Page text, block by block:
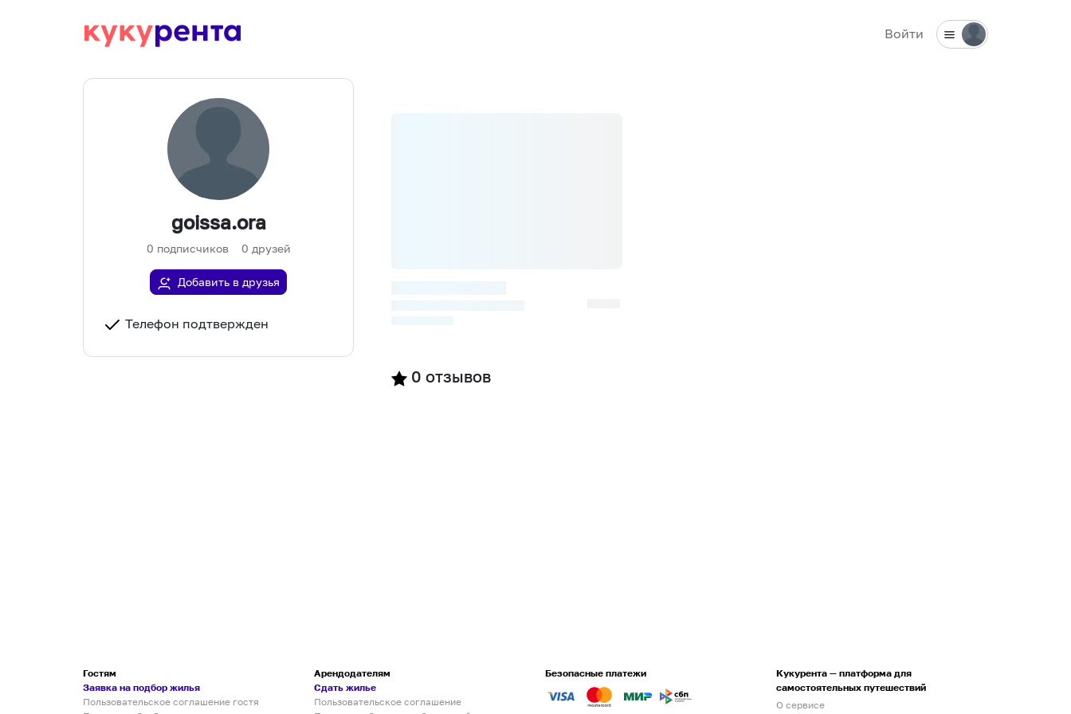
Войти
goissa.ora
0 подписчиков 0 друзей
Добавить в друзья
Телефон подтвержден
0 отзывов
Гостям
Заявка на подбор жилья
Пользовательское соглашение гостя
Арендодателям
Сдать жилье
Пользовательское соглашение
Безопасные платежи
Кукурента — платформа для
самостоятельных путешествий
О сервисе